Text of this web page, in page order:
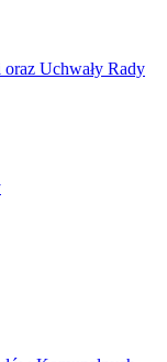
Uchwały Rady